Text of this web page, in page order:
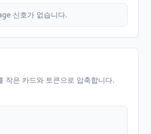
신호가 없습니다.
작은 카드와 토큰으로 압축합니다.